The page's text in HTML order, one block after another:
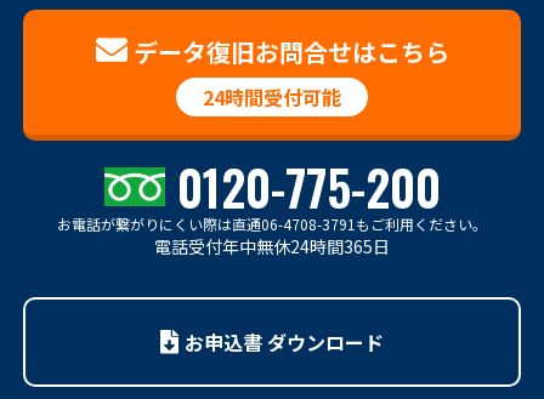
データ復旧お問合せはこちら
24時間受付可能
0120-775-200
お電話が繋がりにくい際は直通06-4708-3791もご利用ください。
電話受付年中無休24時間365日
お申込書 ダウンロード